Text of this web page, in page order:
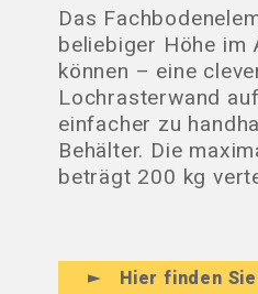
Das
beliebiger Höhe im
können – eine
Lochrasterwand
einfacher zu
Behälter. Die
beträgt 200 kg
Hier finden